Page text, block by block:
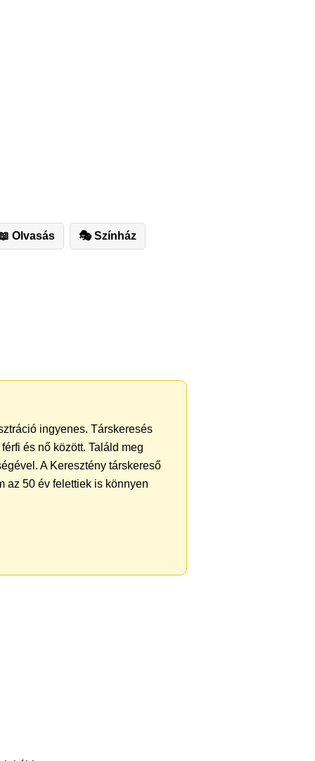
Olvasás 🎭 Színház
ingyenes. Társkeresés
és nő között. Találd meg
A Keresztény társkereső
az 50 év felettiek is könnyen